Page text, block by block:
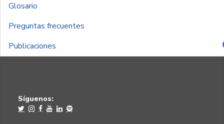
Glosario
Preguntas frecuentes
Publicaciones
Síguenos: